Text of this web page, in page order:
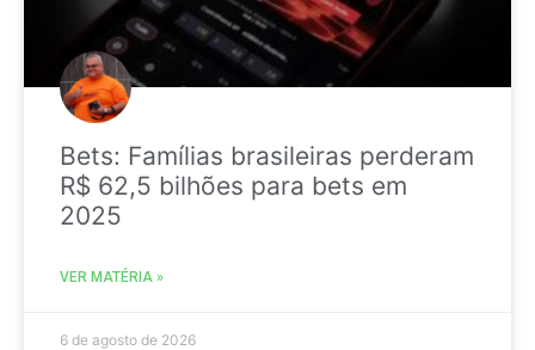
Bets: Famílias brasileiras perderam
R$ 62,5 bilhões para bets em
2025
VER MATÉRIA »
6 de agosto de 2026